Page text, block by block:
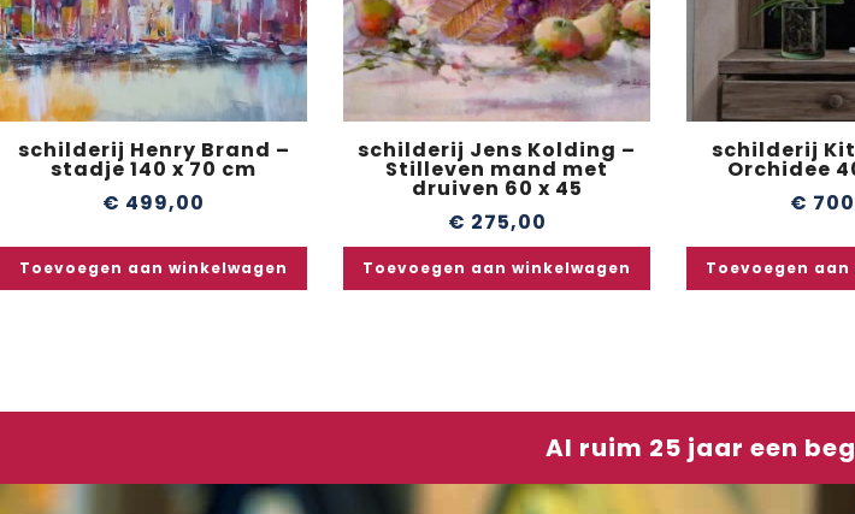
schilderij Henry Brand –
stadje 140 x 70 cm
€ 499,00
Toevoegen aan winkelwagen
schilderij Jens Kolding –
Stilleven mand met
druiven 60 x 45
€ 275,00
Toevoegen aan winkelwagen
schilderij
Orchidee
€
Toevoegen aan
Al ruim 25 jaar een